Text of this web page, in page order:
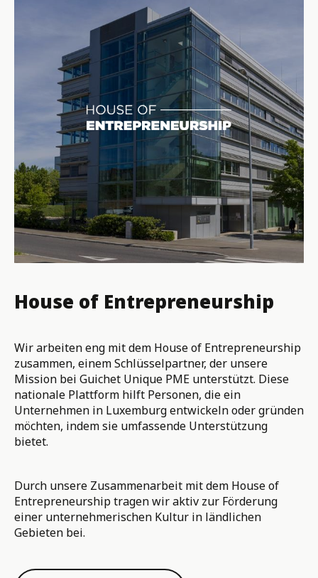
House of Entrepreneurship
Wir arbeiten eng mit dem House of Entrepreneurship
zusammen, einem Schlüsselpartner, der unsere
Mission bei Guichet Unique PME unterstützt. Diese
nationale Plattform hilft Personen, die ein
Unternehmen in Luxemburg entwickeln oder gründen
möchten, indem sie umfassende Unterstützung
bietet.
Durch unsere Zusammenarbeit mit dem House of
Entrepreneurship tragen wir aktiv zur Förderung
einer unternehmerischen Kultur in ländlichen
Gebieten bei.